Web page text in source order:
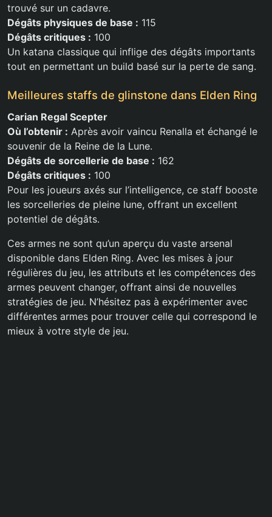
trouvé sur un cadavre.
Dégâts physiques de base : 115
Dégâts critiques : 100
Un katana classique qui inflige des dégâts importants
tout en permettant un build basé sur la perte de sang.
Meilleures staffs de glinstone dans Elden Ring
Carian Regal Scepter
Où l’obtenir : Après avoir vaincu Renalla et échangé le
souvenir de la Reine de la Lune.
Dégâts de sorcellerie de base : 162
Dégâts critiques : 100
Pour les joueurs axés sur l’intelligence, ce staff booste
les sorcelleries de pleine lune, offrant un excellent
potentiel de dégâts.
Ces armes ne sont qu’un aperçu du vaste arsenal
disponible dans Elden Ring. Avec les mises à jour
régulières du jeu, les attributs et les compétences des
armes peuvent changer, offrant ainsi de nouvelles
stratégies de jeu. N’hésitez pas à expérimenter avec
différentes armes pour trouver celle qui correspond le
mieux à votre style de jeu.